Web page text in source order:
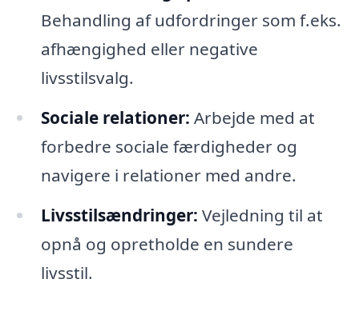
Behandling af udfordringer som f.eks.
afhængighed eller negative
livsstilsvalg.
Sociale relationer: Arbejde med at
forbedre sociale færdigheder og
navigere i relationer med andre.
Livsstilsændringer: Vejledning til at
opnå og opretholde en sundere
livsstil.